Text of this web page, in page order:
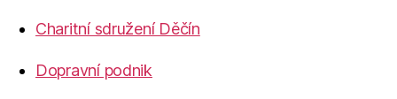
Charitní sdružení Děčín
Dopravní podnik